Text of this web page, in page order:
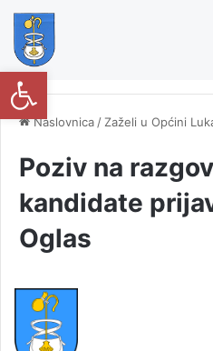
Naslovnica / Zaželi u Općini
Poziv na
kandidate
Oglas
Open toolbar